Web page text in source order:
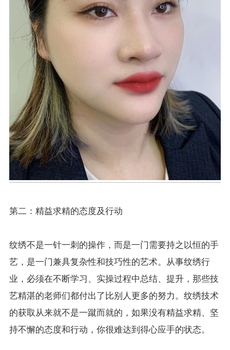
第二：精益求精的态度及行动
纹绣不是一针一刺的操作，而是一门需要持之以恒的手
艺，是一门兼具复杂性和技巧性的艺术。从事纹绣行
业，必须在不断学习、实操过程中总结、提升，那些技
艺精湛的老师们都付出了比别人更多的努力。纹绣技术
的获取从来就不是一蹴而就的，如果没有精益求精、坚
持不懈的态度和行动，你很难达到得心应手的状态。